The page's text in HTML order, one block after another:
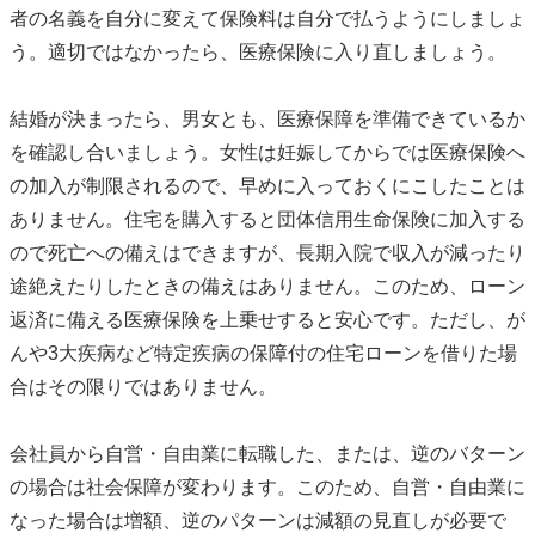
者の名義を自分に変えて保険料は自分で払うようにしましょ
う。適切ではなかったら、医療保険に入り直しましょう。
結婚が決まったら、男女とも、医療保障を準備できているか
を確認し合いましょう。女性は妊娠してからでは医療保険へ
の加入が制限されるので、早めに入っておくにこしたことは
ありません。住宅を購入すると団体信用生命保険に加入する
ので死亡への備えはできますが、長期入院で収入が減ったり
途絶えたりしたときの備えはありません。このため、ローン
返済に備える医療保険を上乗せすると安心です。ただし、が
んや3大疾病など特定疾病の保障付の住宅ローンを借りた場
合はその限りではありません。
会社員から自営・自由業に転職した、または、逆のバターン
の場合は社会保障が変わります。このため、自営・自由業に
なった場合は増額、逆のパターンは減額の見直しが必要で